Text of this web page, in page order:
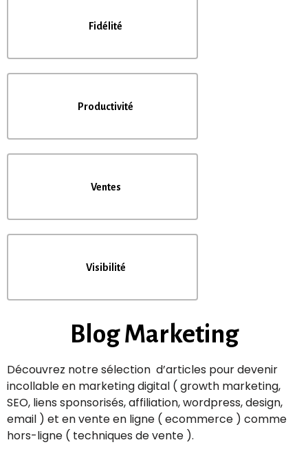
Fidélité
Productivité
Ventes
Visibilité
Blog Marketing
Découvrez notre sélection d’articles pour devenir
incollable en marketing digital ( growth marketing,
SEO, liens sponsorisés, affiliation, wordpress, design,
email ) et en vente en ligne ( ecommerce ) comme
hors-ligne ( techniques de vente ).